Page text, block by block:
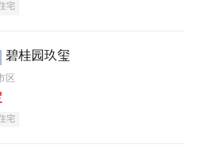
宅
碧桂园玖玺
区
宅